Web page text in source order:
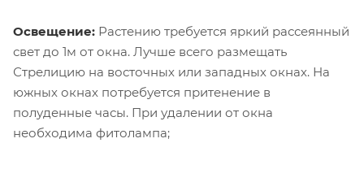
Освещение: Растению требуется яркий рассеянный
свет до 1м от окна. Лучше всего размещать
Стрелицию на восточных или западных окнах. На
южных окнах потребуется притенение в
полуденные часы. При удалении от окна
необходима фитолампа;